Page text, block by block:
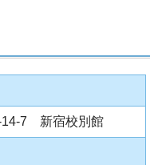
14-7 新宿校別館